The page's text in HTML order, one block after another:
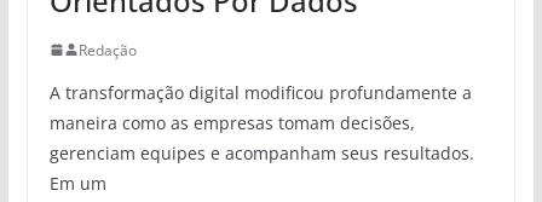
Redação
A transformação digital modificou profundamente a
maneira como as empresas tomam decisões,
gerenciam equipes e acompanham seus resultados.
Em um